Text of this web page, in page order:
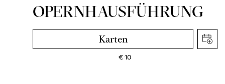
OPERN­HAUS­FÜH­RUNG
Karten
€10